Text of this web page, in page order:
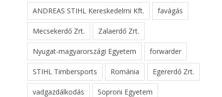
ANDREAS STIHL Kereskedelmi Kft. favágás
Mecsekerdő Zrt. Zalaerdő Zrt.
Nyugat-magyarországi Egyetem forwarder
STIHL Timbersports Románia Egererdő Zrt.
vadgazdálkodás Soproni Egyetem